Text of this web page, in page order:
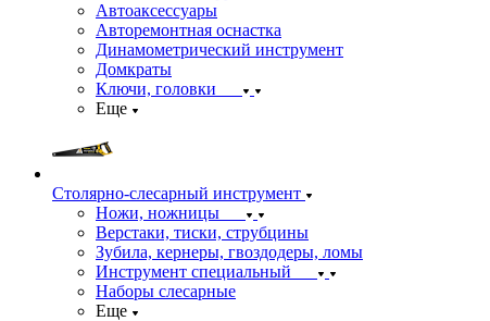
Автоаксессуары
Авторемонтная оснастка
Динамометрический инструмент
Домкраты
Ключи, головки
Еще
Столярно-слесарный инструмент
Ножи, ножницы
Верстаки, тиски, струбцины
Зубила, кернеры, гвоздодеры, ломы
Инструмент специальный
Наборы слесарные
Еще